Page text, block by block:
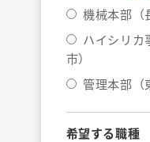
機械本部（
ハイシリカ
市）
管理本部（
希望する職種